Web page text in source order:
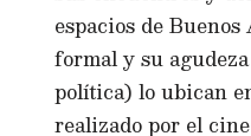
espacios de
formal y su
política) lo ubican
realizado por el